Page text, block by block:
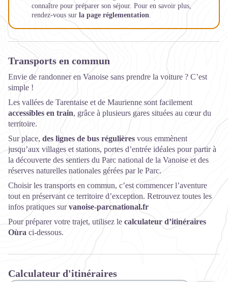
connaître pour préparer son séjour. Pour en savoir plus,
rendez-vous sur la page réglementation
Transports en commun
Envie de randonner en Vanoise sans prendre la voiture ? C’est
simple !
Les vallées de Tarentaise et de Maurienne sont facilement
accessibles en train, grâce à plusieurs gares situées au cœur du
territoire.
Sur place, des lignes de bus régulières vous emmènent
jusqu’aux villages et stations, portes d’entrée idéales pour partir à
la découverte des sentiers du Parc national de la Vanoise et des
réserves naturelles nationales gérées par le Parc.
Choisir les transports en commun, c’est commencer l’aventure
tout en préservant ce territoire d’exception. Retrouvez toutes les
infos pratiques survanoise-parcnational.fr
Pour préparer votre trajet, utilisez le calculateur d’itinéraires
Oùra ci-dessous.
Calculateur d'itinéraires